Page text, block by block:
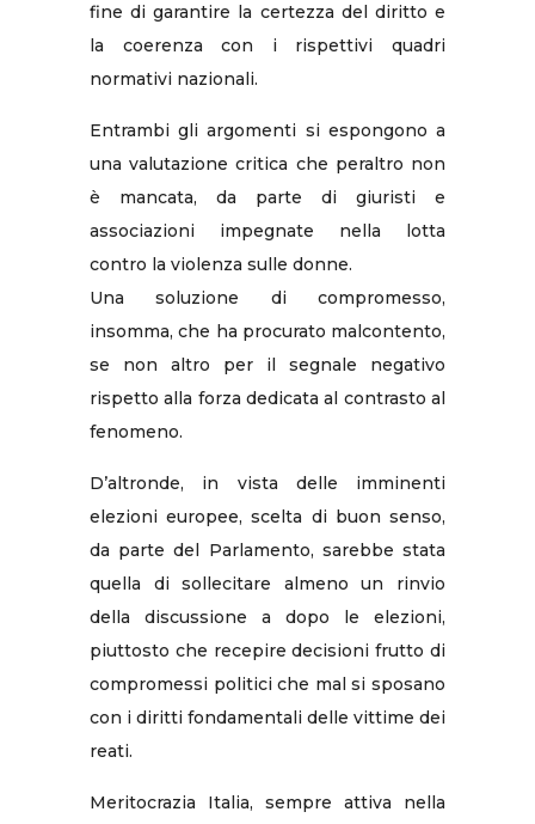
fine di garantire la certezza del diritto e
la coerenza con i rispettivi quadri
normativi nazionali.
Entrambi gli argomenti si espongono a
una valutazione critica che peraltro non
è mancata, da parte di giuristi e
associazioni impegnate nella lotta
contro la violenza sulle donne.
Una soluzione di compromesso,
insomma, che ha procurato malcontento,
se non altro per il segnale negativo
rispetto alla forza dedicata al contrasto al
fenomeno.
D’altronde, in vista delle imminenti
elezioni europee, scelta di buon senso,
da parte del Parlamento, sarebbe stata
quella di sollecitare almeno un rinvio
della discussione a dopo le elezioni,
piuttosto che recepire decisioni frutto di
compromessi politici che mal si sposano
con i diritti fondamentali delle vittime dei
reati.
Meritocrazia Italia, sempre attiva nella